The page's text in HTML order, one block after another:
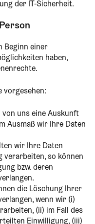
der IT-Sicherheit.
Beginn einer
haben,
vorgesehen:
von uns eine Auskunft
Ausmaß wir Ihre Daten
wir Ihre Daten
so können
bzw. deren
die Löschung Ihrer
wenn wir (i)
(ii) im Fall des
Einwilligung, (iii)